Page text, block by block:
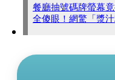
餐廳抽號碼牌螢幕
全傻眼！網驚「漿汁